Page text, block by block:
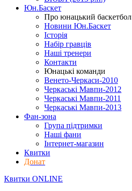
Юн.Баскет
Про юнацький баскетбол
Новини Юн.Баскет
Історія
Набір гравців
Наші тренери
Контакти
Юнацькі команди
Венето-Черкаси-2010
Черкаські Мавпи-2012
Черкаські Мавпи-2011
Черкаські Мавпи-2013
Фан-зона
Група підтримки
Наші фани
Інтернет-магазин
Квитки
Донат
Квитки ONLINE